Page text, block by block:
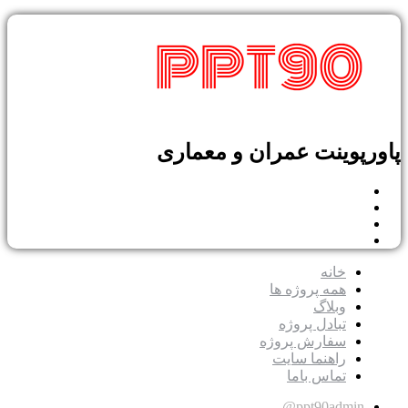
عمران و معماری
همه پروژه ها
تبادل پروژه
سفارش پروژه
راهنما سایت
تماس باما